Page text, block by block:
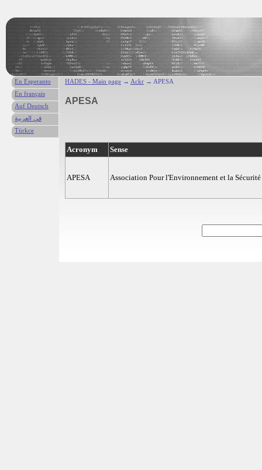
HADES - Main page → Ackr → APESA
APESA
Acronym Sense
APESA Association Pour l'Environnement et la
En Esperanto
En français
Auf Deutsch
في العربية
Türkce